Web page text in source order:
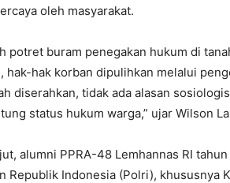
oleh masyarakat.
potret buram penegakan hukum di
hak-hak korban dipulihkan melalui
diserahkan, tidak ada alasan
status hukum warga,” ujar Wilson
alumni PPRA-48 Lemhannas RI
Republik Indonesia (Polri), khususnya